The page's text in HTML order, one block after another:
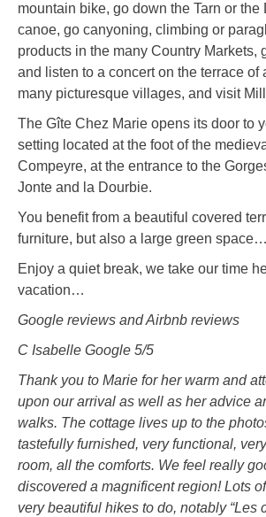
mountain bike, go down the Tarn or the
canoe, go canyoning, climbing or
products in the many Country Markets,
and listen to a concert on the terrace
many picturesque villages, and visit
The Gîte Chez Marie opens its door to
setting located at the foot of the
Compeyre, at the entrance to the
Jonte and la Dourbie.
You benefit from a beautiful covered
furniture, but also a large green space…
Enjoy a quiet break, we take our time
vacation…
Google reviews and Airbnb reviews
C Isabelle Google 5/5
Thank you to Marie for her warm and
upon our arrival as well as her advice
walks. The cottage lives up to the
tastefully furnished, very functional,
room, all the comforts. We feel really
discovered a magnificent region! Lots
very beautiful hikes to do, notably “Les